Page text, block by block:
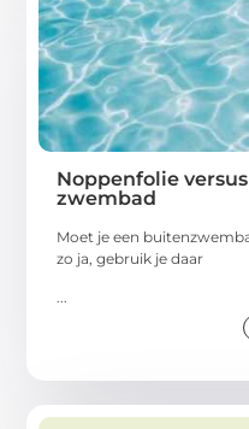
Noppenfolie
zwembad
Moet je een
zo ja, gebruik je daar
...